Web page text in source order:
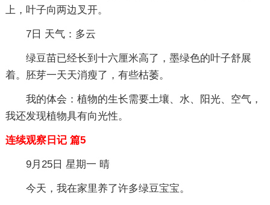
上，叶子向两边叉开。
7日 天气：多云
绿豆苗已经长到十六厘米高了，墨绿色的叶子舒展
着。胚芽一天天消瘦了，有些枯萎。
我的体会：植物的生长需要土壤、水、阳光、空气，
我还发现植物具有向光性。
连续观察日记 篇5
9月25日 星期一 晴
今天，我在家里养了许多绿豆宝宝。